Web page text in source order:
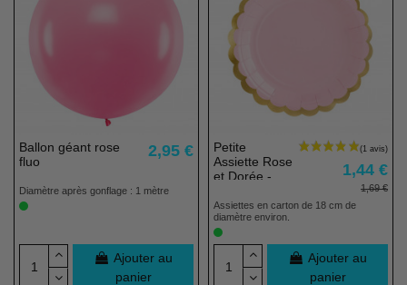
Ballon géant rose
fluo
2,95 €
Diamètre après gonflage : 1 mètre
Ajouter au
panier
Petite
Assiette Rose
et Dorée -
1,44 €
1,69 €
Assiettes en carton de 18 cm de
diamètre environ.
Ajouter au
panier